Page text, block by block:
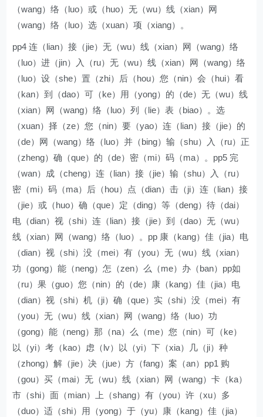
（wang）络（luo）或（huo）无（wu）线（xian）网
（wang）络（luo）选（xuan）项（xiang）。
pp4 连（lian）接（jie）无（wu）线（xian）网（wang）络
（luo）进（jin）入（ru）无（wu）线（xian）网（wang）络
（luo）设（she）置（zhi）后（hou）您（nin）会（hui）看
（kan）到（dao）可（ke）用（yong）的（de）无（wu）线
（xian）网（wang）络（luo）列（lie）表（biao）。选
（xuan）择（ze）您（nin）要（yao）连（lian）接（jie）的
（de）网（wang）络（luo）并（bing）输（shu）入（ru）正
（zheng）确（que）的（de）密（mi）码（ma）。pp5 完
（wan）成（cheng）连（lian）接（jie）输（shu）入（ru）
密（mi）码（ma）后（hou）点（dian）击（ji）连（lian）接
（jie）或（huo）确（que）定（ding）等（deng）待（dai）
电（dian）视（shi）连（lian）接（jie）到（dao）无（wu）
线（xian）网（wang）络（luo）。pp 康（kang）佳（jia）电
（dian）视（shi）没（mei）有（you）无（wu）线（xian）
功（gong）能（neng）怎（zen）么（me）办（ban）pp如
（ru）果（guo）您（nin）的（de）康（kang）佳（jia）电
（dian）视（shi）机（ji）确（que）实（shi）没（mei）有
（you）无（wu）线（xian）网（wang）络（luo）功
（gong）能（neng）那（na）么（me）您（nin）可（ke）
以（yi）考（kao）虑（lv）以（yi）下（xia）几（ji）种
（zhong）解（jie）决（jue）方（fang）案（an）pp1 购
（gou）买（mai）无（wu）线（xian）网（wang）卡（ka）
市（shi）面（mian）上（shang）有（you）许（xu）多
（duo）适（shi）用（yong）于（yu）康（kang）佳（jia）